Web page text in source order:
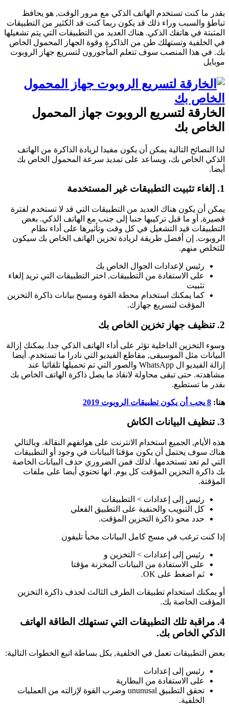
بقدر ما كنت تستخدم الهاتف الذكي مع مرور الوقت, هو يحافظ
تباطؤ والسبب وراء ذلك قد يكون ربما كنت قد الكثير من التطبيقات
المثبتة في هاتفك الذكي. هناك العديد من التطبيقات التي يتم تشغيلها
في الخلفية وتستهلك طن من الذاكرة وقوة الجهاز المحمول الخاص
بك. في هذا المنصب سوف تتعلم المأجورون لتسريع جهاز الروبوت
موبايل
الخارقة لتسريع الروبوت جهاز المحمول
الخاص بك
لذا النصائح التالية يمكن أن يكون مفيدا لزيادة الذاكرة من الهاتف
الذكي الخاص بك، ويساعد على تمديد سرعة المحمول الخاص بك
أيضا.
1. إلغاء تثبيت التطبيقات غير المستخدمة
يمكن أن يكون هناك العديد من التطبيقات التي قد لا تستخدم لفترة
قصيرة, أو ما قبل تركيبها جنبا إلى جنب مع الهاتف الذكي. بعض
التطبيقات قيد التشغيل في كل وقت وتأثيرها على أداء نظام
الروبوت. إن أفضل طريقة لزيادة تخزين الهاتف الخاص بك سيكون
للتخلص منهم.
رئيس لإعدادات الجوال الخاص بك
على الاستفادة من التطبيقات, اختر التطبيقات التي تريد إلغاء
تثبيت
كما يمكنك استخدام محطة القوة ومسح بيانات ذاكرة التخزين
المؤقت لتسريع جهازك.
2. تنظيف جهاز تخزين الخاص بك
وسوء التخزين الداخلية تؤثر على أداء الهاتف الذكي جدا. يمكنك إزالة
البيانات مثل الموسيقى, مقاطع الفيديو التي نادرا ما تستخدم. أيضا
إزالة الفيديو ال WhatsApp والصور التي تم تحميلها تلقائيا عند
مشاهدته. حتى تبقى محاولة لانقاذ ما يصل ذاكرة الهاتف الخاص بك
بقدر ما تستطيع.
هنا: 8 يجب أن يكون تطبيقات الروبوت 2019
3. تنظيف البيانات الكاش
هذه الأيام, الجميع استخدام الانترنت على هواتفهم النقالة. وبالتالي
هناك سوف يحتمل أن يكون مؤقتا البيانات في وجود أو التطبيقات
التي لم تعد تستخدمها. لذلك فمن الضروري حذف البيانات الخاصة
بك ذاكرة التخزين المؤقت كل يوم. انها تحتوي أيضا على ملفات
المؤقتة.
رئيس إلى إعدادات > التطبيقات
كل التبويب والحنفية على التطبيق الفعلي
حدد محو ذاكرة التخزين المؤقت.
إذا كنت ترغب في مسح كامل البيانات مخبأ تليفون
رئيس إلى إعدادات > التخزين و
على الاستفادة من البيانات المخزنة مؤقتا
ثم اضغط على OK.
أو يمكنك استخدام تطبيقات الطرف الثالث لحذف ذاكرة التخزين
المؤقت الخاصة بك.
4. مراقبة تلك التطبيقات التي تستهلك الطاقة الهاتف
الذكي الخاص بك.
بعض التطبيقات تعمل في الخلفية, بكل بساطة اتبع الخطوات التالية:
رئيس إلى إعدادات
على الاستفادة من البطارية
تحقق التطبيق ununusal وضرب القوة لإزالته من العمليات
الخلفية.